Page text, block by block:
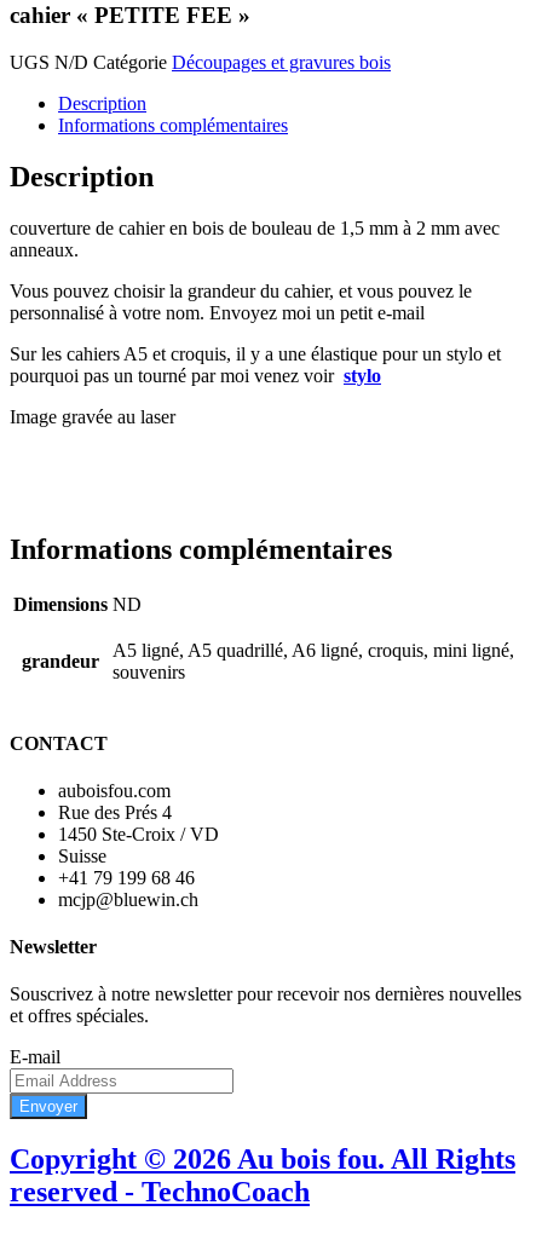
cahier « PETITE FEE »
UGS N/D Catégorie Découpages et gravures bois
Description
Informations complémentaires
Description
couverture de cahier en bois de bouleau de 1,5 mm à 2 mm avec
anneaux.
Vous pouvez choisir la grandeur du cahier, et vous pouvez le
personnalisé à votre nom. Envoyez moi un petit e-mail
Sur les cahiers A5 et croquis, il y a une élastique pour un stylo et
pourquoi pas un tourné par moi venez voir stylo
Image gravée au laser
Informations complémentaires
Dimensions ND
grandeur
A5 ligné, A5 quadrillé, A6 ligné, croquis, mini ligné,
souvenirs
CONTACT
auboisfou.com
Rue des Prés 4
1450 Ste-Croix / VD
Suisse
+41 79 199 68 46
mcjp@bluewin.ch
Newsletter
Souscrivez à notre newsletter pour recevoir nos dernières nouvelles
et offres spéciales.
E-mail
Envoyer
Copyright © 2026 Au bois fou. All Rights
reserved - TechnoCoach